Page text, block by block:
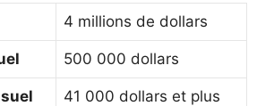
4 millions de dollars
500 000 dollars
41 000 dollars et plus